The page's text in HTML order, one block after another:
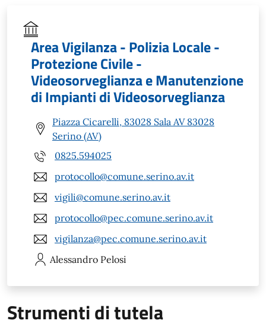
Area Vigilanza - Polizia Locale -
Protezione Civile -
Videosorveglianza e Manutenzione
di Impianti di Videosorveglianza
Piazza Cicarelli, 83028 Sala AV 83028
Serino (AV)
0825.594025
protocollo@comune.serino.av.it
vigili@comune.serino.av.it
protocollo@pec.comune.serino.av.it
vigilanza@pec.comune.serino.av.it
Alessandro Pelosi
Strumenti di tutela